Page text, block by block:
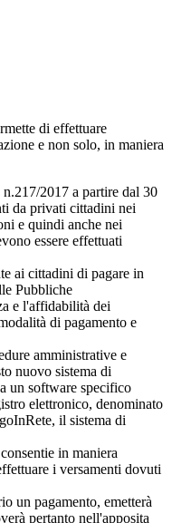
di effettuare
e non solo, in maniera
2017 a partire dal 30
da privati cittadini nei
e quindi anche nei
essere effettuati
ai cittadini di pagare in
Pubbliche
e l'affidabilità dei
di pagamento e
amministrative e
nuovo sistema di
un software specifico
elettronico, denominato
il sistema di
in maniera
i versamenti dovuti
un pagamento, emetterà
pertanto nell'apposita